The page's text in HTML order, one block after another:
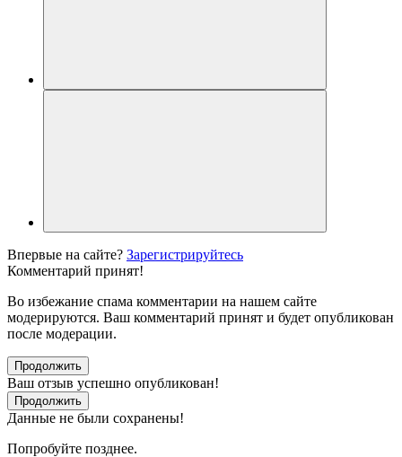
Впервые на сайте? Зарегистрируйтесь
Комментарий принят!
Во избежание спама комментарии на нашем сайте
модерируются. Ваш комментарий принят и будет опубликован
после модерации.
Продолжить
Ваш отзыв успешно опубликован!
Продолжить
Данные не были сохранены!
Попробуйте позднее.